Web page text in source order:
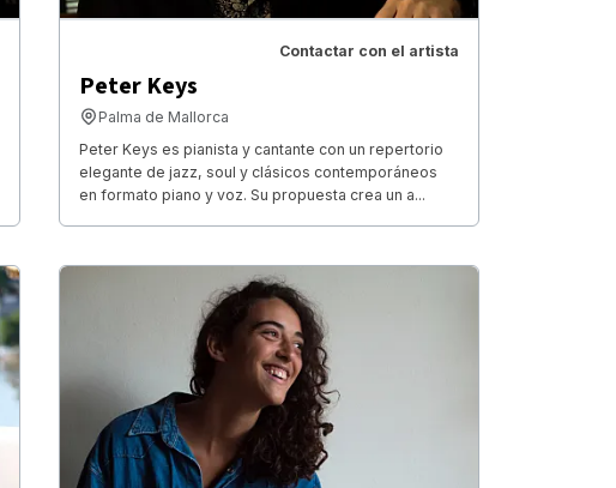
Contactar con el artista
Peter Keys
Palma de Mallorca
Peter Keys es pianista y cantante con un repertorio
elegante de jazz, soul y clásicos contemporáneos
en formato piano y voz. Su propuesta crea un a...